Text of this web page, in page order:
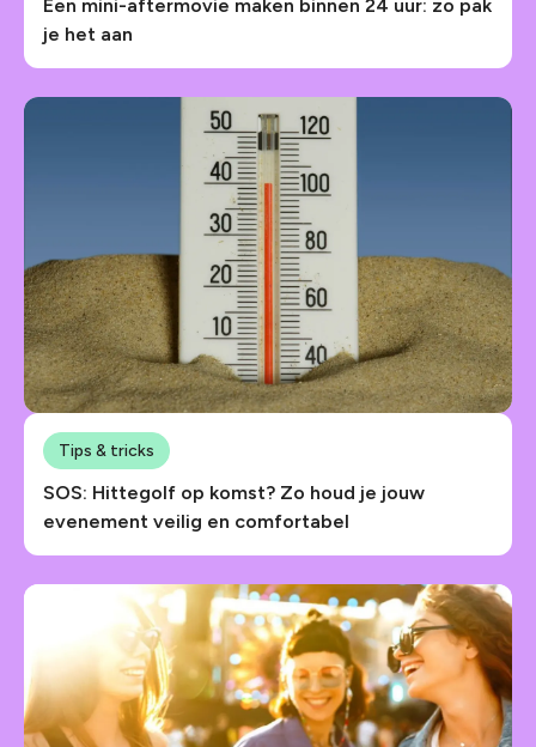
Een mini-aftermovie maken binnen 24 uur: zo pak
je het aan
SOS: Hittegolf op komst? Zo houd je jouw
evenement veilig en comfortabel
Tips & tricks